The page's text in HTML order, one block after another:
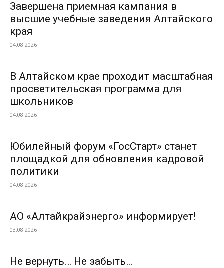
Завершена приемная кампания в
высшие учебные заведения Алтайского
края
04.08.2026
В Алтайском крае проходит масштабная
просветительская программа для
школьников
04.08.2026
Юбилейный форум «ГосСтарт» станет
площадкой для обновления кадровой
политики
04.08.2026
АО «Алтайкрайэнерго» информирует!
03.08.2026
Не вернуть… Не забыть…